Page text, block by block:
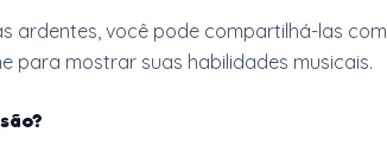
ardentes, você pode compartilhá-las com
para mostrar suas habilidades musicais.